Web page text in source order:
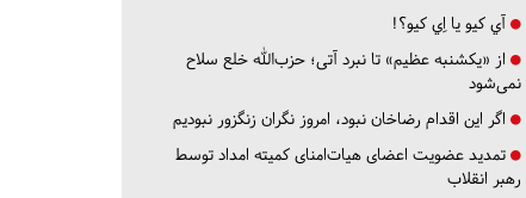
آي كيو يا اِي كيو؟!
از «یکشنبه عظیم» تا نبرد آتی؛ حزب‌الله خلع سلاح
نمی‌شود
اگر این اقدام رضاخان نبود، امروز نگران زنگزور نبودیم
تمدید عضویت اعضای هیات‌امنای کمیته امداد توسط
رهبر انقلاب